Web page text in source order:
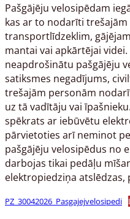
Pašgājēju velosipēdam
kas ar to nodarīti
transportlīdzeklim,
mantai vai apkārtējai
neapdrošinātu pašgājēju
satiksmes negadījums,
trešajām personām
uz tā vadītāju vai
spēkrats ar iebūvētu
pārvietoties arī neminot
pašgājēju velosipēdus no
darbojas tikai pedāļu
elektropiedziņa
PZ_30042026_Pasgajejvelosipedi